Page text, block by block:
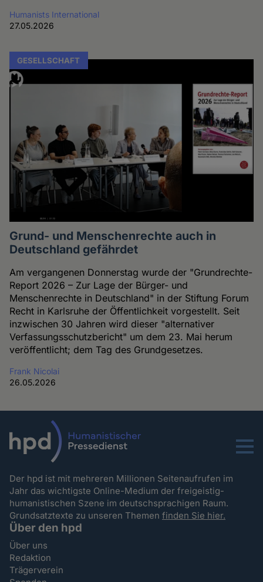
Humanists International
27.05.2026
GESELLSCHAFT
Grund- und Menschenrechte auch in
Deutschland gefährdet
Am vergangenen Donnerstag wurde der "Grundrechte-
Report 2026 – Zur Lage der Bürger- und
Menschenrechte in Deutschland" in der Stiftung Forum
Recht in Karlsruhe der Öffentlichkeit vorgestellt. Seit
inzwischen 30 Jahren wird dieser "alternativer
Verfassungsschutzbericht" um dem 23. Mai herum
veröffentlicht; dem Tag des Grundgesetzes.
Frank Nicolai
26.05.2026
Menu
Der hpd ist mit mehreren Millionen Seitenaufrufen im
Jahr das wichtigste Online-Medium der freigeistig-
humanistischen Szene im deutschsprachigen Raum.
Grundsatztexte zu unseren Themenfinden Sie hier.
Über den hpd
Über uns
Redaktion
Trägerverein